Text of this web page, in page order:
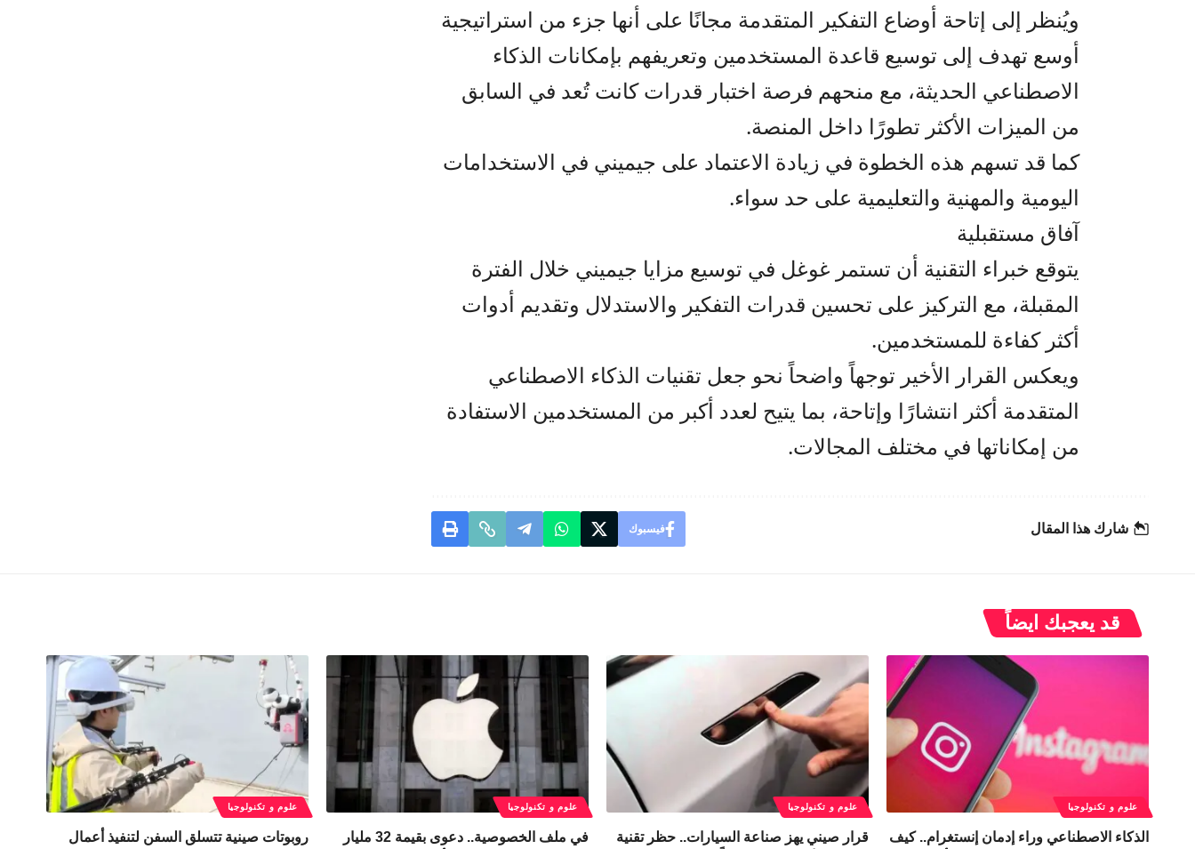
ويُنظر إلى إتاحة أوضاع التفكير المتقدمة مجانًا على أنها جزء من استراتيجية
أوسع تهدف إلى توسيع قاعدة المستخدمين وتعريفهم بإمكانات الذكاء
الاصطناعي الحديثة، مع منحهم فرصة اختبار قدرات كانت تُعد في السابق
من الميزات الأكثر تطورًا داخل المنصة.
كما قد تسهم هذه الخطوة في زيادة الاعتماد على جيميني في الاستخدامات
اليومية والمهنية والتعليمية على حد سواء.
آفاق مستقبلية
يتوقع خبراء التقنية أن تستمر غوغل في توسيع مزايا جيميني خلال الفترة
المقبلة، مع التركيز على تحسين قدرات التفكير والاستدلال وتقديم أدوات
أكثر كفاءة للمستخدمين.
ويعكس القرار الأخير توجهاً واضحاً نحو جعل تقنيات الذكاء الاصطناعي
المتقدمة أكثر انتشارًا وإتاحة، بما يتيح لعدد أكبر من المستخدمين الاستفادة
من إمكاناتها في مختلف المجالات.
شارك هذا المقال فيسبوك
قد يعجبك ايضاً
علوم و تكنولوجيا
الذكاء الاصطناعي وراء إدمان إنستغرام.. كيف
علوم و تكنولوجيا
قرار صيني يهز صناعة السيارات.. حظر تقنية
علوم و تكنولوجيا
في ملف الخصوصية.. دعوى بقيمة 32 مليار
علوم و تكنولوجيا
روبوتات صينية تتسلق السفن لتنفيذ أعمال